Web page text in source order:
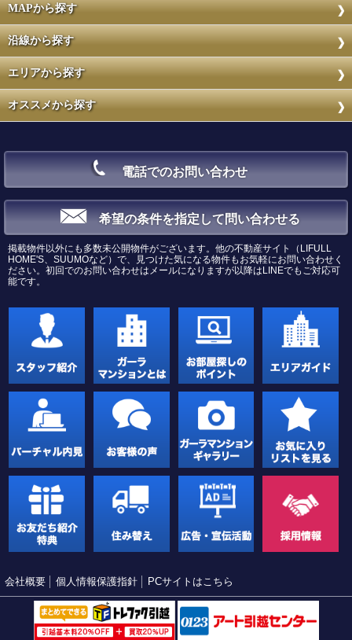
MAPから探す
沿線から探す
エリアから探す
オススメから探す
電話でのお問い合わせ
希望の条件を指定して問い合わせる
掲載物件以外にも多数未公開物件がございます。他の不動産サイト（LIFULL
HOME'S、SUUMOなど）で、見つけた気になる物件もお気軽にお問い合わせく
ださい。初回でのお問い合わせはメールになりますが以降はLINEでもご対応可
能です。
会社概要 個人情報保護指針 PCサイトはこちら